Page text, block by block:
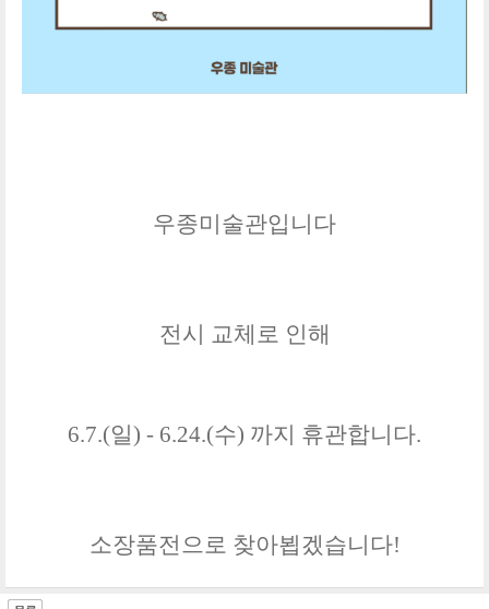
우종미술관입니다
전시 교체로 인해
6.7.(일) - 6.24.(수) 까지 휴관합니 다.
소장품전으로 찾아뵙겠습니다!